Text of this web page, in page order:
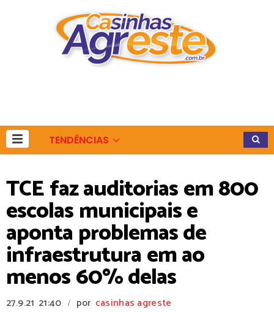
TENDÊNCIAS
TCE faz auditorias em 800
escolas municipais e
aponta problemas de
infraestrutura em ao
menos 60% delas
27.9.21 21:40 / por casinhas agreste